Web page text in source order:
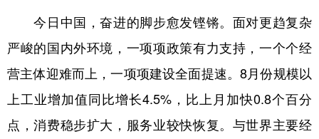
今日中国，奋进的脚步愈发铿锵。面对更趋复杂
严峻的国内外环境，一项项政策有力支持，一个个经
营主体迎难而上，一项项建设全面提速。8月份规模以
上工业增加值同比增长4.5%，比上月加快0.8个百分
点，消费稳步扩大，服务业较快恢复。与世界主要经